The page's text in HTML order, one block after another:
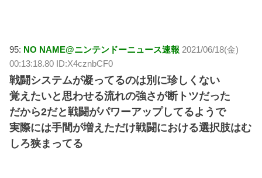
95: NO NAME@ニンテンドーニュース速報 2021/06/18(金)
00:13:18.80 ID:X4cznbCF0
戦闘システムが凝ってるのは別に珍しくない
覚えたいと思わせる流れの強さが断トツだった
だから2だと戦闘がパワーアップしてるようで
実際には手間が増えただけ戦闘における選択肢はむ
しろ狭まってる